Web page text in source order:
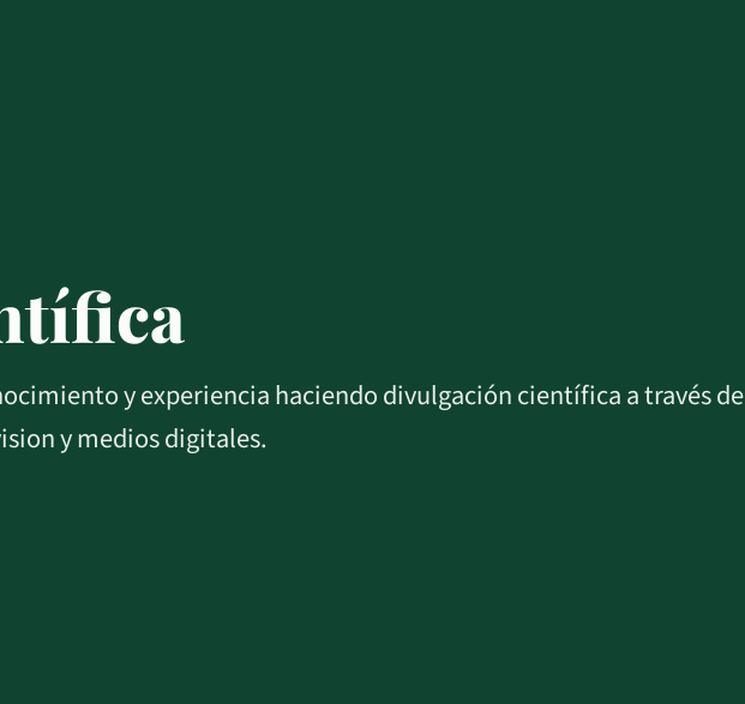
y experiencia haciendo divulgación científica a través de
y medios digitales.